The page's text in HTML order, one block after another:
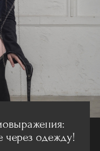
через одежду!